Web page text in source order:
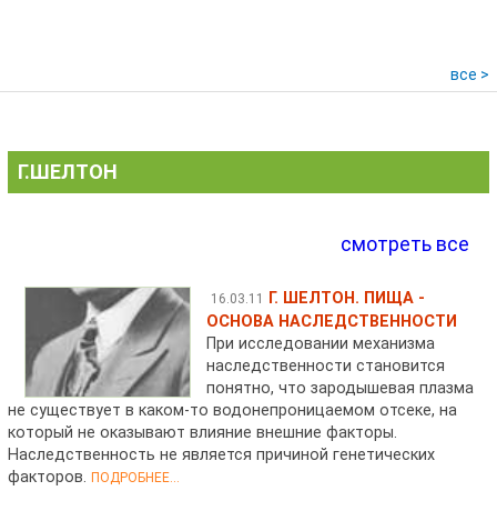
все >
Г.ШЕЛТОН
смотреть все
16.03.11
Г. ШЕЛТОН. ПИЩА -
ОСНОВА НАСЛЕДСТВЕННОСТИ
При исследовании механизма
наследственности становится
понятно, что зародышевая плазма
не существует в каком-то водонепроницаемом отсеке, на
который не оказывают влияние внешние факторы.
Наследственность не является причиной генетических
факторов.ПОДРОБНЕЕ...